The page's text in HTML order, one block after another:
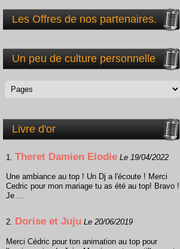
Les Offres de nos partenaires.
Un peu de culture personnelle
Livre d'or
1. Theret Damien Elodie Le 19/04/2022
Une ambiance au top ! Un Dj a l'écoute ! Merci
Cedric pour mon mariage tu as été au top! Bravo !
Je ...
2. Dorise et Juju Le 20/06/2019
Merci Cédric pour ton animation au top pour